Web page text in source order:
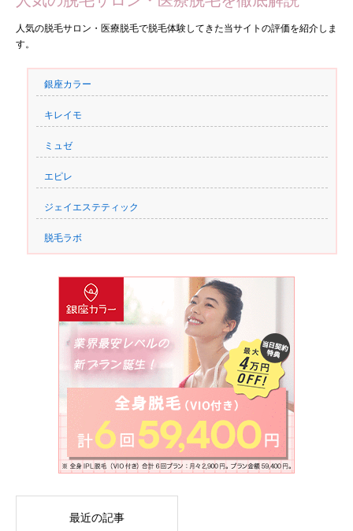
人気の脱毛サロン・医療脱毛で脱毛体験してきた当サイトの評価を紹介しま
す。
銀座カラー
キレイモ
ミュゼ
エピレ
ジェイエステティック
脱毛ラボ
最近の記事